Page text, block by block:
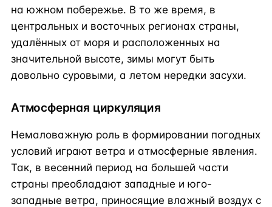
на южном побережье. В то же время, в
центральных и восточных регионах страны,
удалённых от моря и расположенных на
значительной высоте, зимы могут быть
довольно суровыми, а летом нередки засухи.
Атмосферная циркуляция
Немаловажную роль в формировании погодных
условий играют ветра и атмосферные явления.
Так, в весенний период на большей части
страны преобладают западные и юго-
западные ветра, приносящие влажный воздух с